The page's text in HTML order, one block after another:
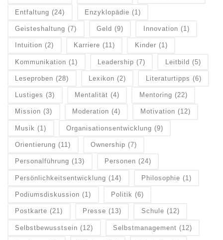
Entfaltung (24) Enzyklopädie (1)
Geisteshaltung (7) Geld (9) Innovation (1)
Intuition (2) Karriere (11) Kinder (1)
Kommunikation (1) Leadership (7) Leitbild (5)
Leseproben (28) Lexikon (2) Literaturtipps (6)
Lustiges (3) Mentalität (4) Mentoring (22)
Mission (3) Moderation (4) Motivation (12)
Musik (1) Organisationsentwicklung (9)
Orientierung (11) Ownership (7)
Personalführung (13) Personen (24)
Persönlichkeitsentwicklung (14) Philosophie (1)
Podiumsdiskussion (1) Politik (6)
Postkarte (21) Presse (13) Schule (12)
Selbstbewusstsein (12) Selbstmanagement (12)